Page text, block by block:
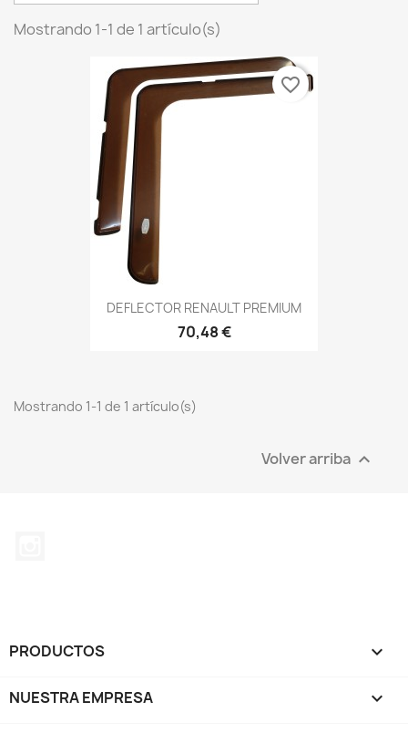
Mostrando 1-1 de 1 artículo(s)
DEFLECTOR RENAULT PREMIUM
70,48 €
favorite_border
Mostrando 1-1 de 1 artículo(s)
Volver arriba 
PRODUCTOS 
NUESTRA EMPRESA 